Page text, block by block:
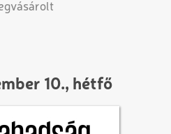
10., hétfő